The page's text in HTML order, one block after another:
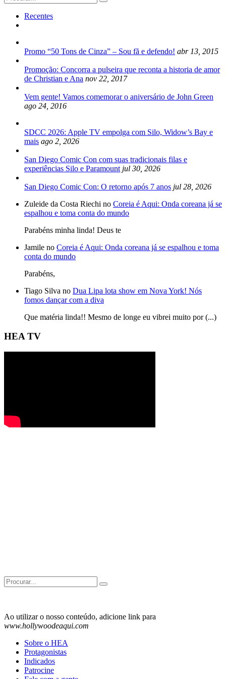
for:
Recentes
Promo “50 Tons de Cinza” – Sou fã e defendo! abr 13, 2015
Promoção: Concorra a pulseira que reconta a historia de amor
de Christian e Ana nov 22, 2017
Vem gente! Vamos comemorar o aniversário de John Green
ago 24, 2016
SDCC 2026: Apple TV empolga com Silo, Widow’s Bay e
mais ago 2, 2026
San Diego Comic Con com suas tradicionais filas e
experiências Silo e Paramount jul 30, 2026
San Diego Comic Con: O retorno após 7 anos jul 28, 2026
Zuleide da Costa Riechi no Coreia é Aqui: Onda coreana já se
espalhou e toma conta do mundo
Parabéns minha linda! Deus te
Jamile no Coreia é Aqui: Onda coreana já se espalhou e toma
conta do mundo
Parabéns,
Tiago Silva no Dua Lipa lota show em Nova York! Nós
fomos dançar com a diva
Que matéria linda!! Mesmo de longe eu vibrei muito por (...)
HEA TV
Search
for:
Ao utilizar o nosso conteúdo, adicione link para
www.hollywoodeaqui.com
Sobre o HEA
Protagonistas
Indicados
Patrocine